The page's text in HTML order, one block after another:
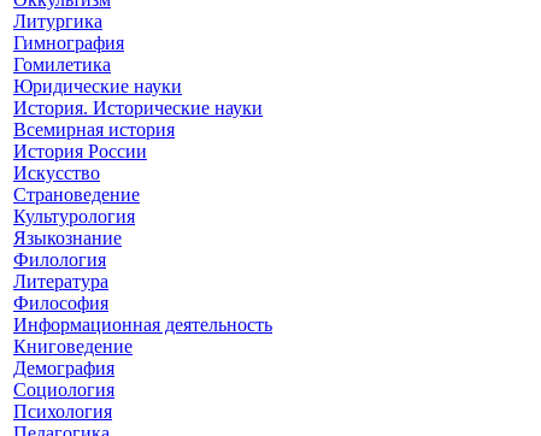
Литургика
Гимнография
Гомилетика
Юридические науки
История. Исторические науки
Всемирная история
История России
Искусство
Страноведение
Культурология
Языкознание
Филология
Литература
Философия
Информационная деятельность
Книговедение
Демография
Социология
Психология